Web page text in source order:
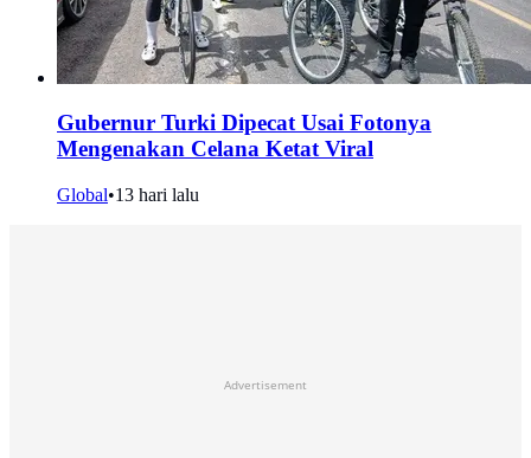
Gubernur Turki Dipecat Usai Fotonya
Mengenakan Celana Ketat Viral
Global•13 hari lalu
Advertisement